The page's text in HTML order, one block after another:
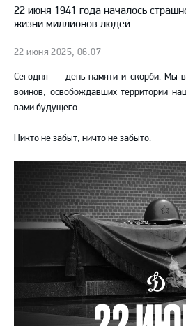
22 июня 1941 года началось
жизни миллионов людей
22 июня 2025, 06:07
Сегодня — день памяти и скорби. Мы
воинов, освобождавших территории
вами будущего.
Никто не забыт, ничто не забыто.